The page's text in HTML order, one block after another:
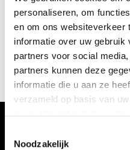
personaliseren, om
en om ons websiteverkeer
informatie over uw gebruik
partners voor social
partners kunnen deze
informatie die u aan ze
verzameld op basis van
Noodzakelijk
overleed; één van de
eeuw. Ze ontvluchtte de
Parijs te gaan wonen. Baker
voor gelijke rechten op vele
verzet tegen nazi-Duitsland,
Vanaf 18 april 2025 toont
tentoonstelling over
3 min
VERHALEN